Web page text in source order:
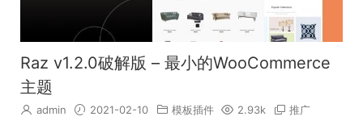
Raz v1.2.0破解版 – 最小的WooCommerce
主题
admin 2021-02-10 模板插件 2.93k 推广